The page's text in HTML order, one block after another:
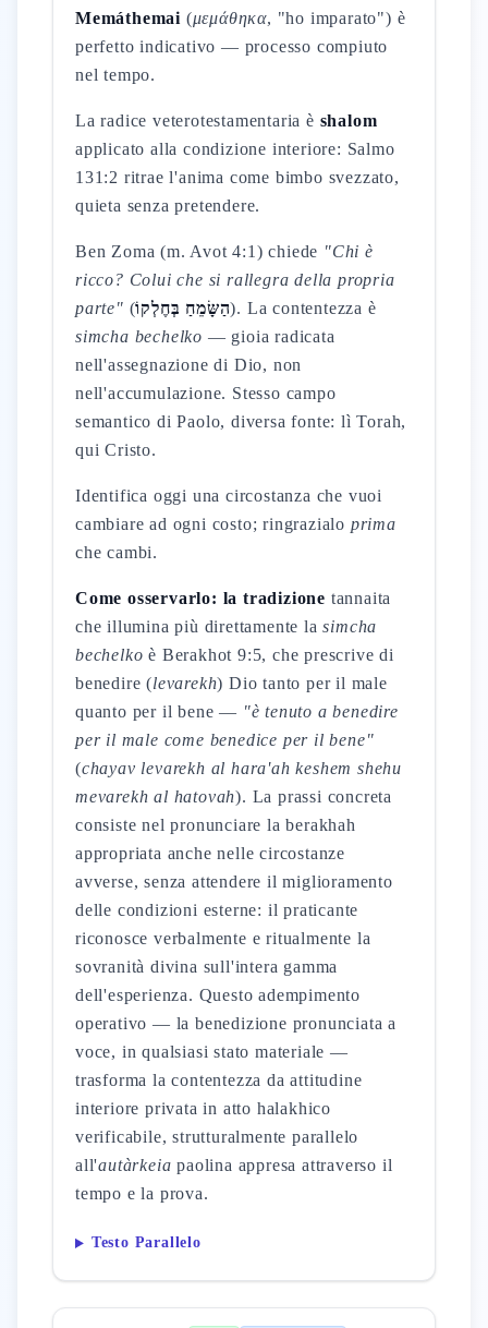
Memáthemai (μεμάθηκα, "ho imparato") è
perfetto indicativo — processo compiuto
nel tempo.
La radice veterotestamentaria è shalom
applicato alla condizione interiore: Salmo
131:2 ritrae l'anima come bimbo svezzato,
quieta senza pretendere.
Ben Zoma (m. Avot 4:1) chiede "Chi è
ricco? Colui che si rallegra della propria
parte" (הַשָּׂמֵחַ בְּחֶלְקוֹ). La contentezza è
simcha bechelko — gioia radicata
nell'assegnazione di Dio, non
nell'accumulazione. Stesso campo
semantico di Paolo, diversa fonte: lì Torah,
qui Cristo.
Identifica oggi una circostanza che vuoi
cambiare ad ogni costo; ringrazialo prima
che cambi.
Come osservarlo: la tradizione tannaita
che illumina più direttamente lasimcha
bechelko è Berakhot 9:5, che prescrive di
benedire (levarekh) Dio tanto per il male
quanto per il bene — "è tenuto a benedire
per il male come benedice per il bene"
(chayav levarekh al hara'ah keshem shehu
mevarekh al hatovah). La prassi concreta
consiste nel pronunciare la berakhah
appropriata anche nelle circostanze
avverse, senza attendere il miglioramento
delle condizioni esterne: il praticante
riconosce verbalmente e ritualmente la
sovranità divina sull'intera gamma
dell'esperienza. Questo adempimento
operativo — la benedizione pronunciata a
voce, in qualsiasi stato materiale —
trasforma la contentezza da attitudine
interiore privata in atto halakhico
verificabile, strutturalmente parallelo
all'autàrkeia paolina appresa attraverso il
tempo e la prova.
Testo Parallelo